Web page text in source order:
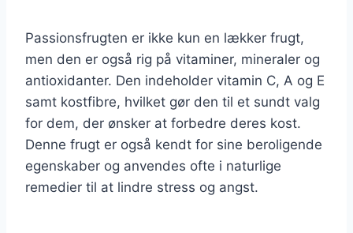
Passionsfrugten er ikke kun en lækker frugt,
men den er også rig på vitaminer, mineraler og
antioxidanter. Den indeholder vitamin C, A og E
samt kostfibre, hvilket gør den til et sundt valg
for dem, der ønsker at forbedre deres kost.
Denne frugt er også kendt for sine beroligende
egenskaber og anvendes ofte i naturlige
remedier til at lindre stress og angst.